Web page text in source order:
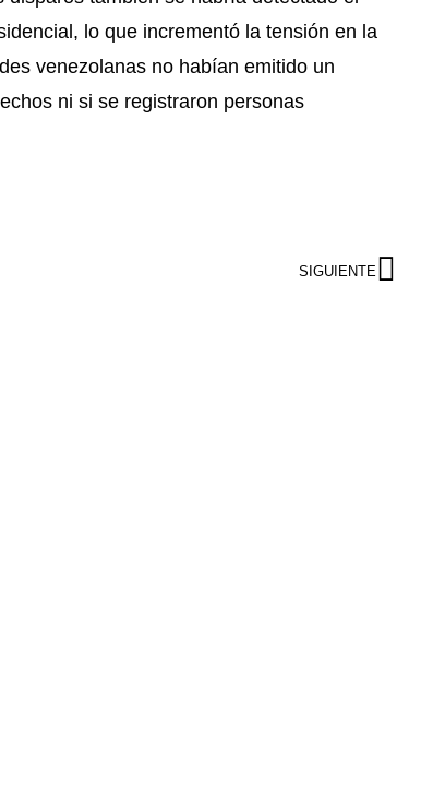
lo que incrementó la tensión en la
venezolanas no habían emitido un
ni si se registraron personas
SIGUIENTE